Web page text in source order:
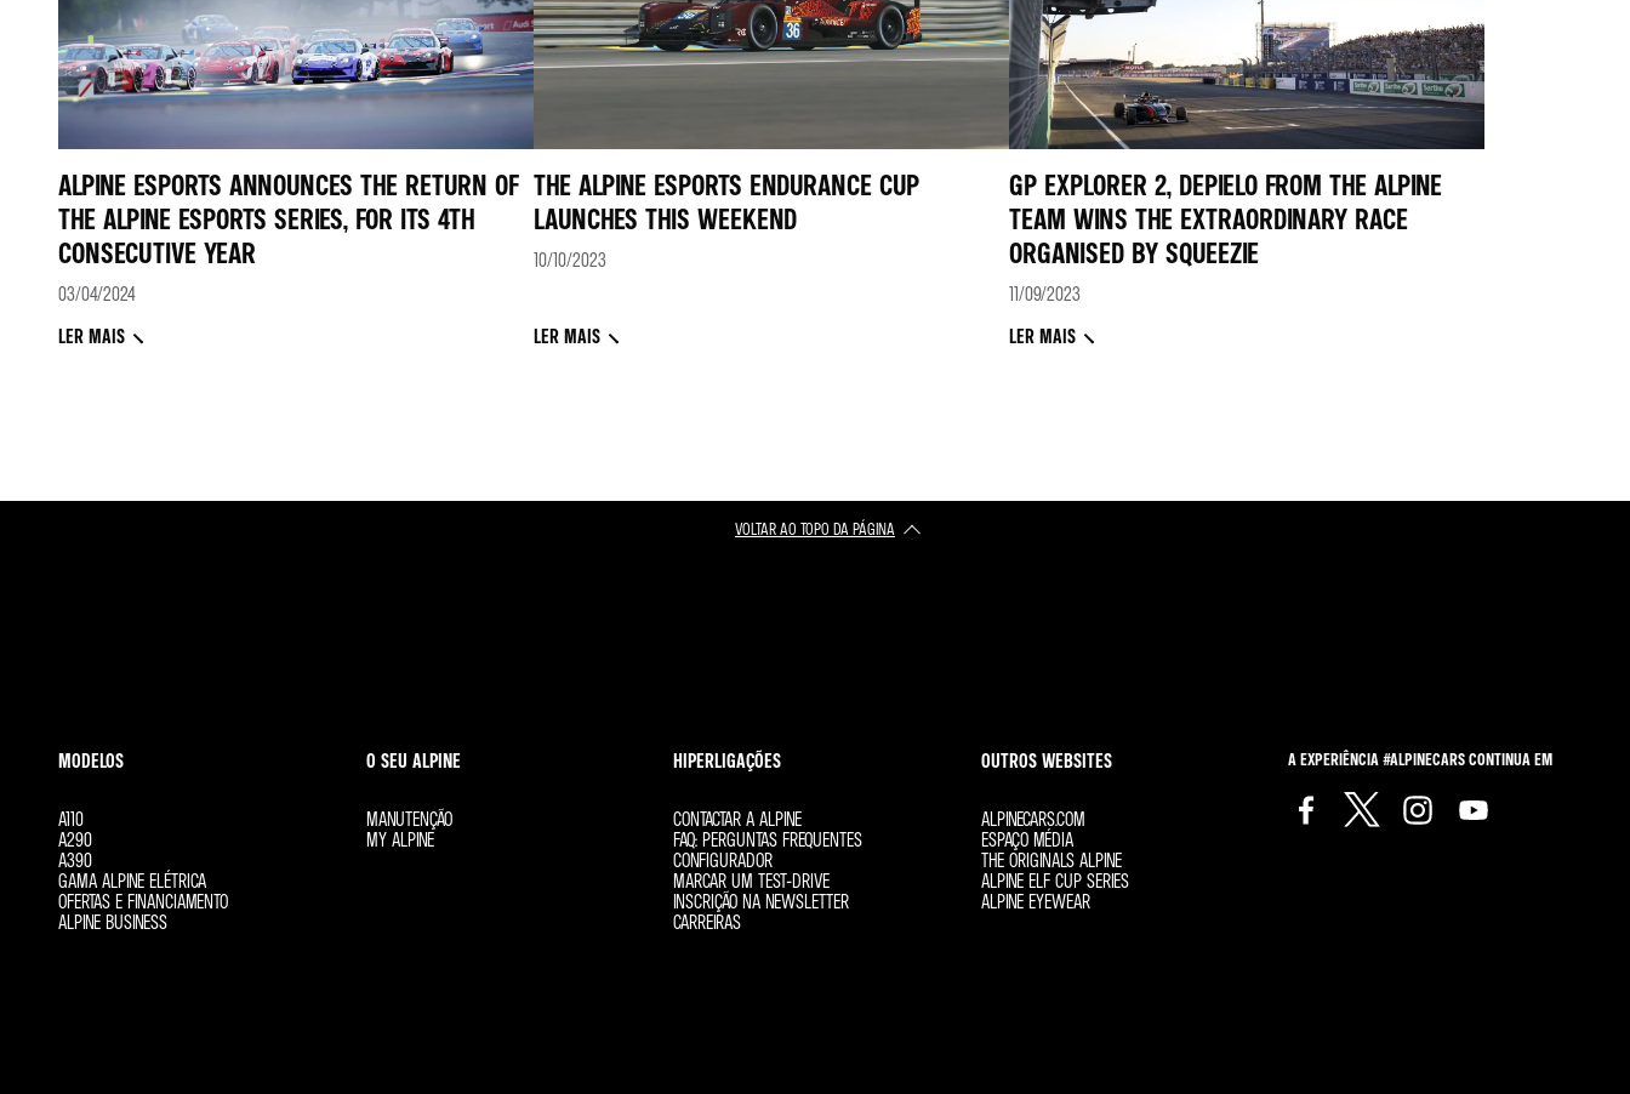
ALPINE ESPORTS ANNOUNCES THE RETURN OF
THE ALPINE ESPORTS SERIES, FOR ITS 4TH
CONSECUTIVE YEAR
03/04/2024
LER MAIS
THE ALPINE ESPORTS ENDURANCE CUP
LAUNCHES THIS WEEKEND
10/10/2023
LER MAIS
GP EXPLORER 2, DEPIELO FROM THE ALPINE
TEAM WINS THE EXTRAORDINARY RACE
ORGANISED BY SQUEEZIE
11/09/2023
LER MAIS
VOLTAR AO TOPO DA PÁGINA
MODELOS
A110
A290
A390
GAMA ALPINE ELÉTRICA
OFERTAS E FINANCIAMENTO
ALPINE BUSINESS
O SEU ALPINE
MANUTENÇÃO
MY ALPINE
HIPERLIGAÇÕES
CONTACTAR A ALPINE
FAQ: PERGUNTAS FREQUENTES
CONFIGURADOR
MARCAR UM TEST-DRIVE
INSCRIÇÃO NA NEWSLETTER
CARREIRAS
OUTROS WEBSITES
ALPINECARS.COM
ESPAÇO MÉDIA
THE ORIGINALS ALPINE
ALPINE ELF CUP SERIES
ALPINE EYEWEAR
A EXPERIÊNCIA #ALPINECARS CONTINUA EM